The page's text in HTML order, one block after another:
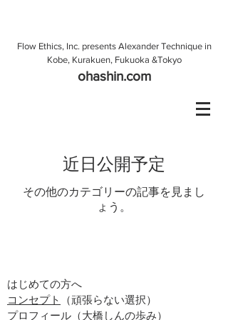
Flow Ethics, Inc. presents Alexander Technique in
Kobe, Kurakuen, Fukuoka &Tokyo
ohashin.com
近日公開予定
その他のカテゴリーの記事を見まし
ょう。
はじめての方へ
コンセプト
（頑張らない選択）
プロフィール （大橋しんの歩み）​